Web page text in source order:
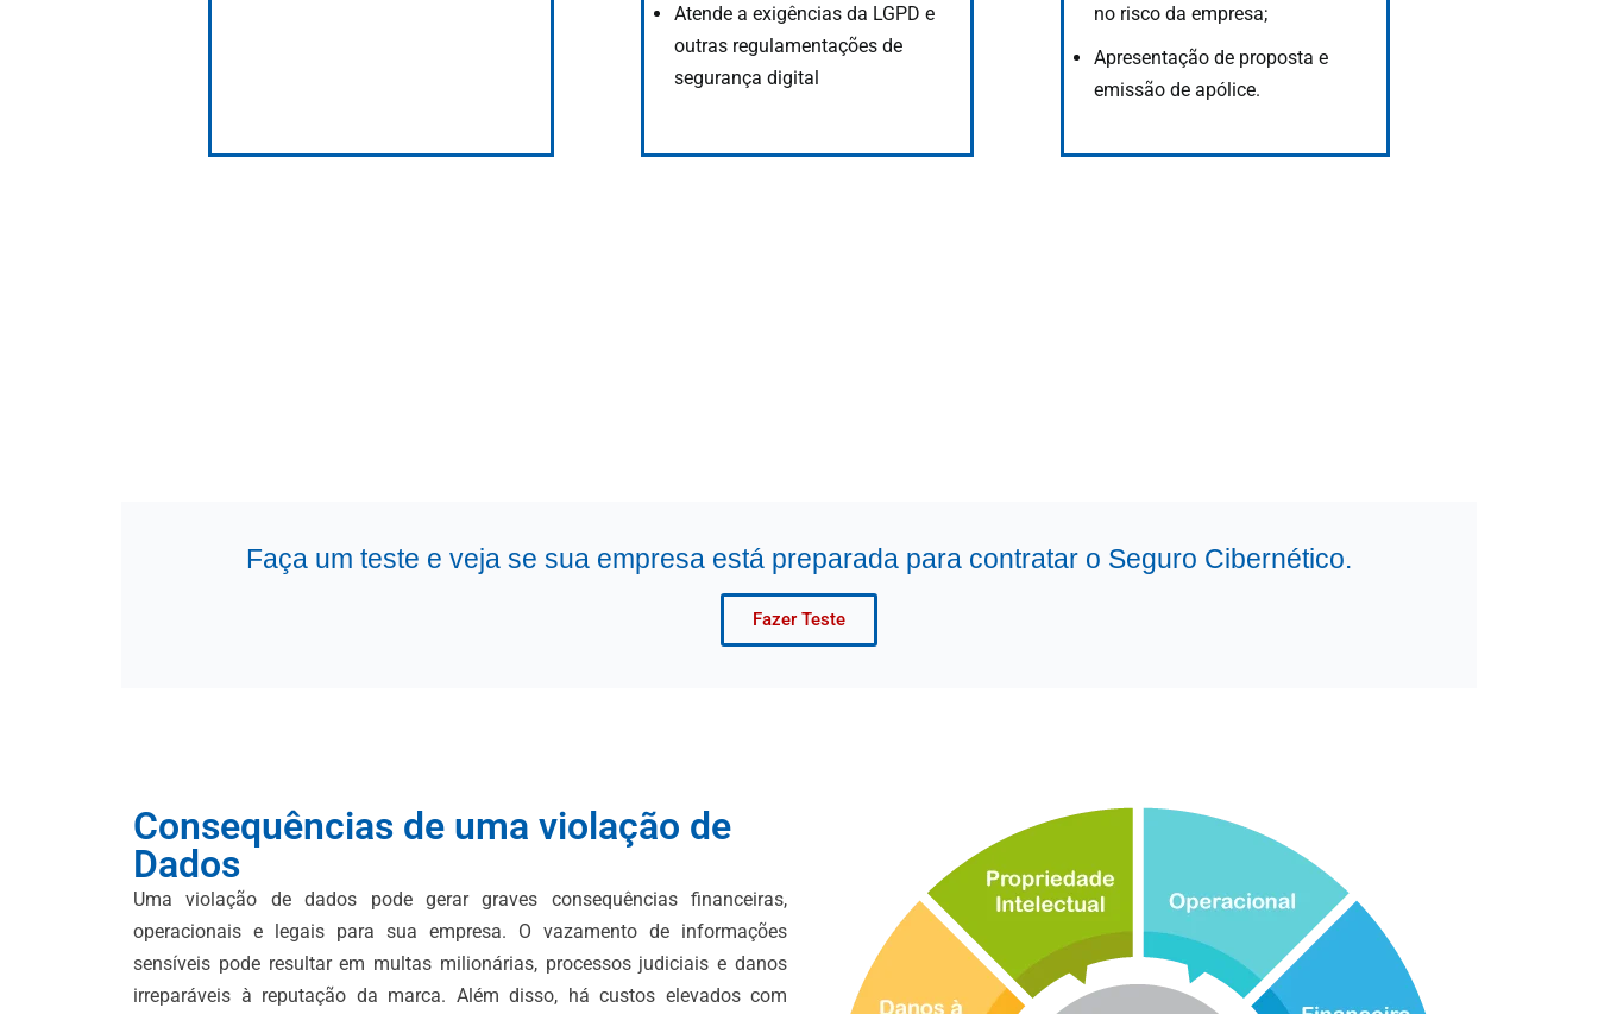
Atende a exigências da LGPD e
outras regulamentações de
segurança digital
no risco da empresa;
Apresentação de proposta e
emissão de apólice.
Faça um teste e veja se sua empresa está preparada para contratar o Seguro Cibernético.
Fazer Teste
Consequências de uma violação de
Dados
Uma violação de dados pode gerar graves consequências financeiras,
operacionais e legais para sua empresa. O vazamento de informações
sensíveis pode resultar em multas milionárias, processos judiciais e danos
irreparáveis à reputação da marca. Além disso, há custos elevados com